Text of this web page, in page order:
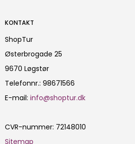
KONTAKT
ShopTur
Østerbrogade 25
9670 Løgstør
Telefonnr.: 98671566
E-mail: info@shoptur.dk
CVR-nummer: 72148010
Sitemap